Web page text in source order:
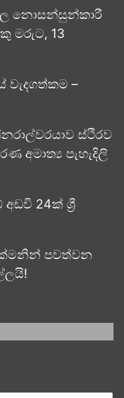
නොසන්සුන්කාරී
මරුට, 13
–
ස්ථිරව
අමාත්‍ය පැහැදිලි
24ක් ශ්‍රී
පවත්වන